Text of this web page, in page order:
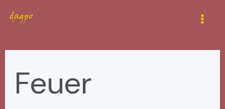
Inhalt
Feuer
nach: